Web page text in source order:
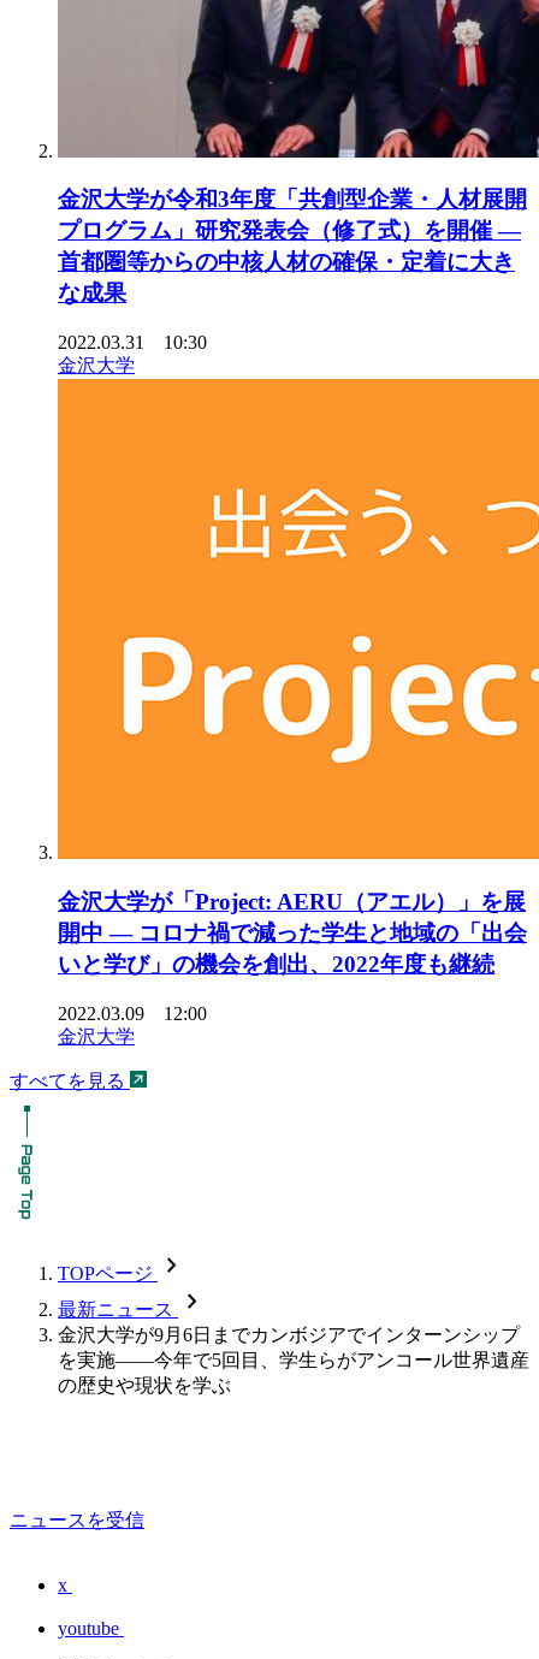
金沢大学が令和3年度「共創型企業・人材展開
プログラム」研究発表会（修了式）を開催 —
首都圏等からの中核人材の確保・定着に大き
な成果
2022.03.31 10:30
金沢大学
金沢大学が「Project: AERU（アエル）」を展
開中 — コロナ禍で減った学生と地域の「出会
いと学び」の機会を創出、2022年度も継続
2022.03.09 12:00
金沢大学
すべてを見る
TOPページ chevron_forward
最新ニュース chevron_forward
金沢大学が9月6日までカンボジアでインターンシップ
を実施――今年で5回目、学生らがアンコール世界遺産
の歴史や現状を学ぶ
ニュースを受信
x
youtube